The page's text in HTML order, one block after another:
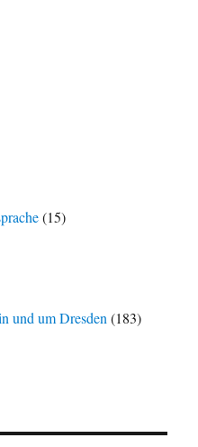
(15)
und um Dresden(183)